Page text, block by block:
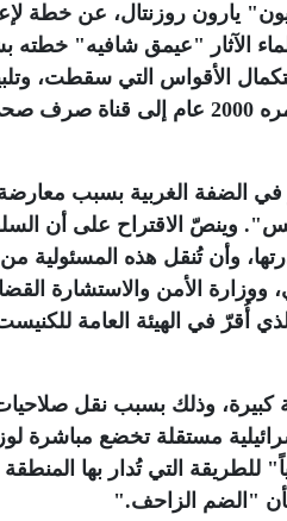
يارون روزنتال، عن خطة
الآثار "عيمق شافيه" خطته
الأقواس التي سقطت،
القناة القديمة بمواد صناعية كي لا تتسرّب، وبذلك سيحوّلون موقعاً أثرياً عمره 2000 عام إلى
الضفة الغربية بسبب
وينصّ الاقتراح على أن
وأن تُنقل هذه المسئولية من
الأمن والاستشارة
أُقرّ في الهيئة العامة
كبيرة، وذلك بسبب نقل
مستقلة تخضع مباشرة
التي تُدار بها المنطقة
"الضم الزاحف".